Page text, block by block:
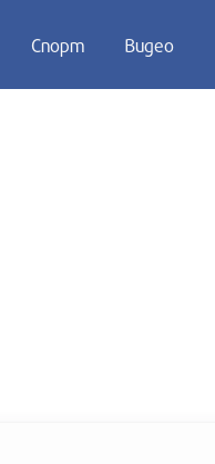
Спорт Видео